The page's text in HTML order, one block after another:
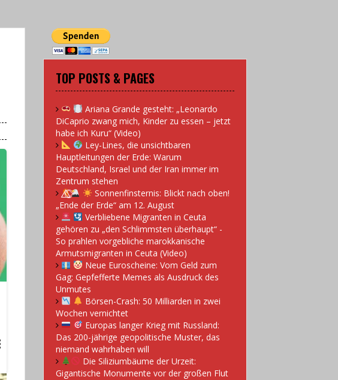
TOP POSTS & PAGES
Ariana Grande gesteht: „Leonardo
DiCaprio zwang mich, Kinder zu essen – jetzt
habe ich Kuru“ (Video)
Ley-Lines, die unsichtbaren
Hauptleitungen der Erde: Warum
Deutschland, Israel und der Iran immer im
Zentrum stehen
Sonnenfinsternis: Blickt nach oben!
„Ende der Erde“ am 12. August
Verbliebene Migranten in Ceuta
gehören zu „den Schlimmsten überhaupt“ -
So prahlen vorgebliche marokkanische
Armutsmigranten in Ceuta (Video)
Neue Euroscheine: Vom Geld zum
Gag: Gepfefferte Memes als Ausdruck des
Unmutes
Börsen-Crash: 50 Milliarden in zwei
Wochen vernichtet
Europas langer Krieg mit Russland:
Das 200-jährige geopolitische Muster, das
niemand wahrhaben will
Die Siliziumbäume der Urzeit:
Gigantische Monumente vor der großen Flut